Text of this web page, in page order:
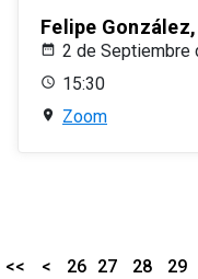
Felipe
2 de Septiembre
15:30
Zoom
<< < 26 27 28
29